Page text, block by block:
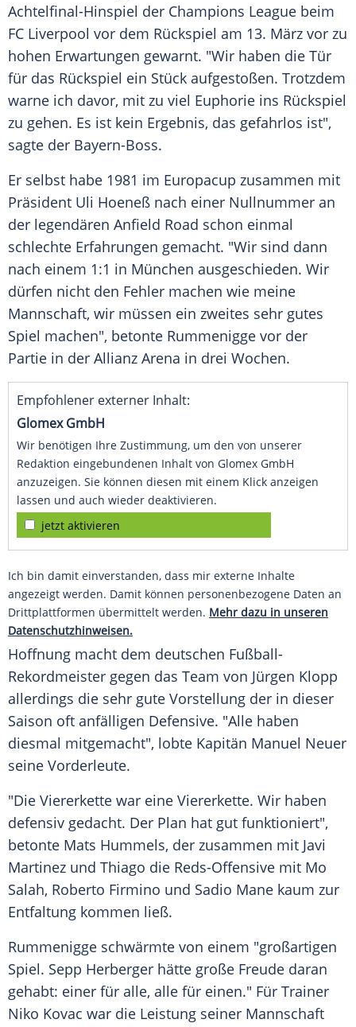
Achtelfinal-Hinspiel der Champions League beim
FC Liverpool vor dem Rückspiel am 13. März vor zu
hohen Erwartungen gewarnt. "Wir haben die Tür
für das Rückspiel ein Stück aufgestoßen. Trotzdem
warne ich davor, mit zu viel Euphorie ins Rückspiel
zu gehen. Es ist kein Ergebnis, das gefahrlos ist",
sagte der Bayern-Boss.
Er selbst habe 1981 im Europacup zusammen mit
Präsident Uli Hoeneß nach einer Nullnummer an
der legendären Anfield Road schon einmal
schlechte Erfahrungen gemacht. "Wir sind dann
nach einem 1:1 in München ausgeschieden. Wir
dürfen nicht den Fehler machen wie meine
Mannschaft, wir müssen ein zweites sehr gutes
Spiel machen", betonte Rummenigge vor der
Partie in der Allianz Arena in drei Wochen.
Empfohlener externer Inhalt:
Glomex GmbH
Wir benötigen Ihre Zustimmung, um den von unserer
Redaktion eingebundenen Inhalt von Glomex GmbH
anzuzeigen. Sie können diesen mit einem Klick anzeigen
lassen und auch wieder deaktivieren.
jetzt aktivieren
Ich bin damit einverstanden, dass mir externe Inhalte
angezeigt werden. Damit können personenbezogene Daten an
Drittplattformen übermittelt werden. Mehr dazu in unseren
Datenschutzhinweisen.
Hoffnung macht dem deutschen Fußball-
Rekordmeister gegen das Team von Jürgen Klopp
allerdings die sehr gute Vorstellung der in dieser
Saison oft anfälligen Defensive. "Alle haben
diesmal mitgemacht", lobte Kapitän Manuel Neuer
seine Vorderleute.
"Die Viererkette war eine Viererkette. Wir haben
defensiv gedacht. Der Plan hat gut funktioniert",
betonte Mats Hummels, der zusammen mit Javi
Martinez und Thiago die Reds-Offensive mit Mo
Salah, Roberto Firmino und Sadio Mane kaum zur
Entfaltung kommen ließ.
Rummenigge schwärmte von einem "großartigen
Spiel. Sepp Herberger hätte große Freude daran
gehabt: einer für alle, alle für einen." Für Trainer
Niko Kovac war die Leistung seiner Mannschaft